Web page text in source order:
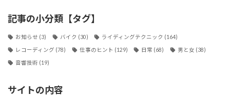
記事の小分類【タグ】
お知らせ (3) バイク (30) ライディングテクニック (164)
レコーディング (78) 仕事のヒント (129) 日常 (68) 男と女 (38)
音響技術 (19)
サイトの内容